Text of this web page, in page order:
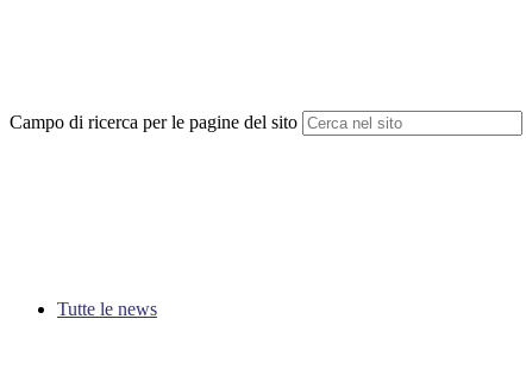
Campo di ricerca per le pagine del sito
Tutte le news